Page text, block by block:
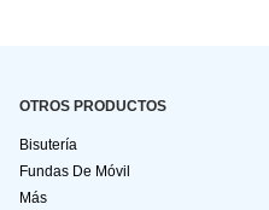
OTROS PRODUCTOS
Bisutería
Fundas De Móvil
Más